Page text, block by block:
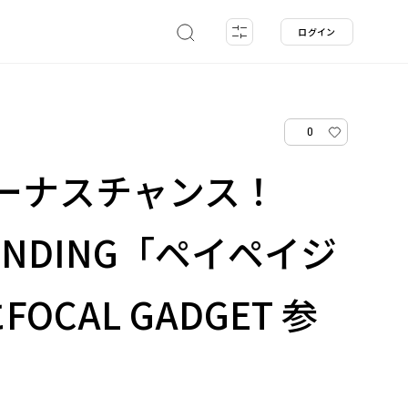
ログイン
0
ナスチャンス！
「ペイペイジ
GADGET 参